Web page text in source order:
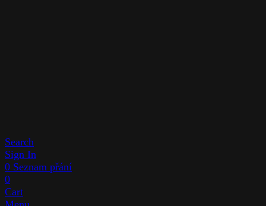
Search
Sign In
0 Seznam přání
0
Cart